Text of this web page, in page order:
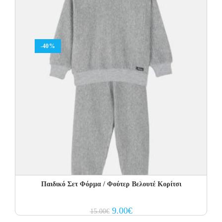
-40%
Παιδικό Σετ Φόρμα / Φούτερ Βελουτέ Κορίτσι
15.00€ Original
price
9.00€Current
price